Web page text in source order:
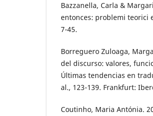
Bazzanella, Carla &
entonces: problemi teorici
7-45.
Borreguero Zuloaga,
del discurso: valores,
Últimas tendencias en
al., 123-139. Frankfurt:
Coutinho, Maria Antónia.